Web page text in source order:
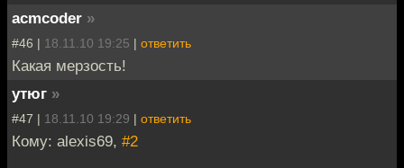
acmcoder »
#46 | 18.11.10 19:25 | ответить
Какая мерзость!
утюг »
#47 | 18.11.10 19:29 | ответить
Кому: alexis69, #2